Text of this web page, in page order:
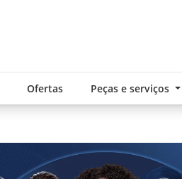
Ofertas Peças e serviços